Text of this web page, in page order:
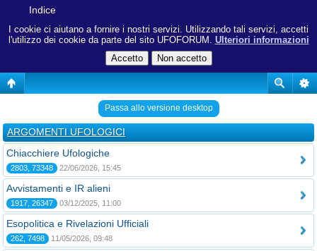
I cookie ci aiutano a fornire i nostri servizi. Utilizzando tali servizi, accetti
l'utilizzo dei cookie da parte del sito UFOFORUM. Ulteriori informazioni
Indice
Passa allo versione desktop
ARGOMENTI UFOLOGICI
Chiacchiere Ufologiche
2803, 73348 22/06/2026, 15:45
Avvistamenti e IR alieni
1917, 26347 03/12/2025, 11:00
Esopolitica e Rivelazioni Ufficiali
262, 7498 11/05/2026, 09:48